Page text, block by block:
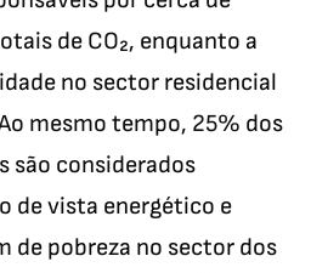
de CO₂, enquanto a
no sector residencial
mesmo tempo, 25% dos
são considerados
de vista energético e
de pobreza no sector dos